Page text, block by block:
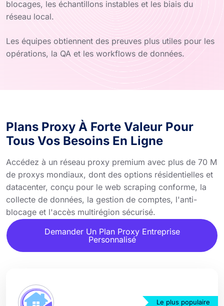
blocages, les échantillons instables et les biais du
réseau local.
Les équipes obtiennent des preuves plus utiles pour les
opérations, la QA et les workflows de données.
Plans Proxy À Forte Valeur Pour
Tous Vos Besoins En Ligne
Accédez à un réseau proxy premium avec plus de 70 M
de proxys mondiaux, dont des options résidentielles et
datacenter, conçu pour le web scraping conforme, la
collecte de données, la gestion de comptes, l'anti-
blocage et l'accès multirégion sécurisé.
Demander Un Plan Proxy Entreprise
Personnalisé
Le plus populaire